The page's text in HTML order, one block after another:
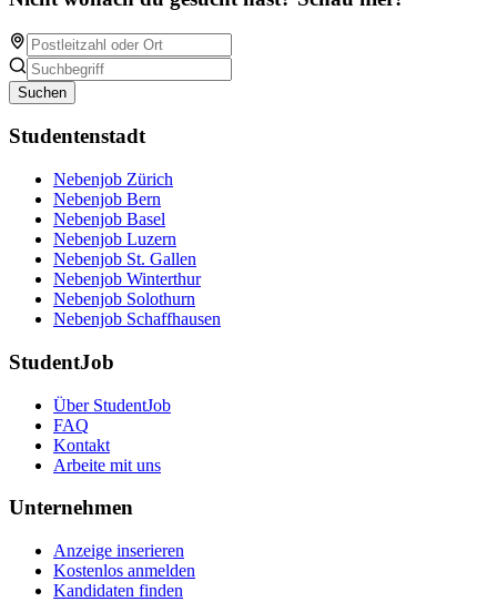
Suchen
Studentenstadt
Nebenjob Zürich
Nebenjob Bern
Nebenjob Basel
Nebenjob Luzern
Nebenjob St. Gallen
Nebenjob Winterthur
Nebenjob Solothurn
Nebenjob Schaffhausen
StudentJob
Über StudentJob
FAQ
Kontakt
Arbeite mit uns
Unternehmen
Anzeige inserieren
Kostenlos anmelden
Kandidaten finden